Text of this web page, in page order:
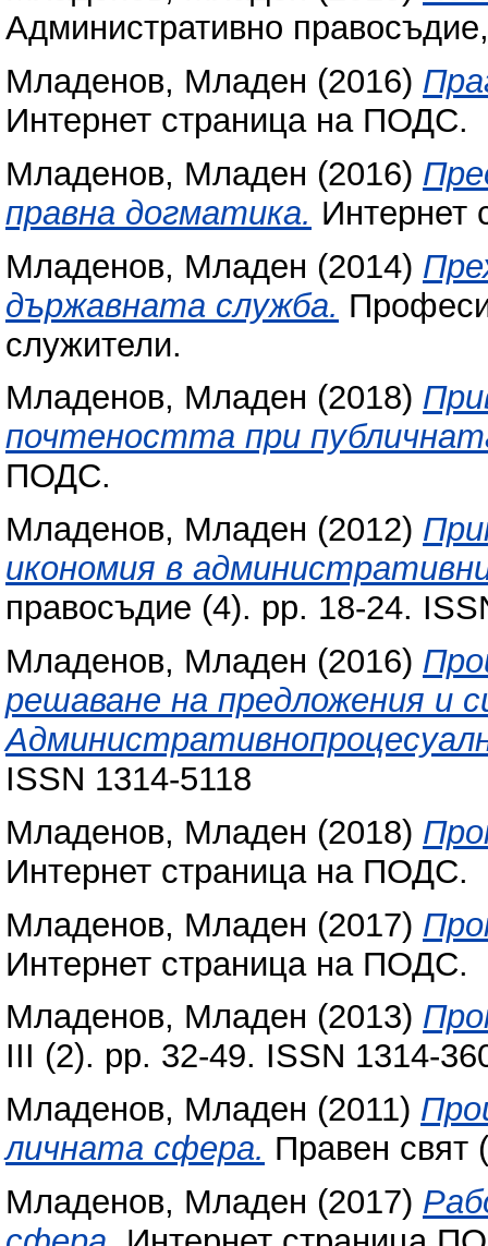
Административно
Младенов, Младен (2016)
Интернет страница на ПОДС.
Младенов, Младен (2016)
правна догматика. Интернет
Младенов, Младен (2014)
държавната служба.
служители.
Младенов, Младен (2018)
почтеността при
ПОДС.
Младенов, Младен (2012)
икономия в
правосъдие (4). pp. 18-24.
Младенов, Младен (2016)
решаване на предложения и
ISSN 1314-5118
Младенов, Младен (2018)
Интернет страница на ПОДС.
Младенов, Младен (2017)
Интернет страница на ПОДС.
Младенов, Младен (2013)
III (2). pp. 32-49. ISSN 1314-
Младенов, Младен (2011)
личната сфера. Правен свят
Младенов, Младен (2017)